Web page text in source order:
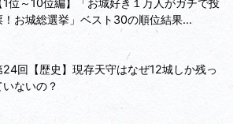
1位～10位編】「お城好き１万人がガチで投
！お城総選挙」ベスト30の順位結果...
24回【歴史】現存天守はなぜ12城しか残っ
いないの？